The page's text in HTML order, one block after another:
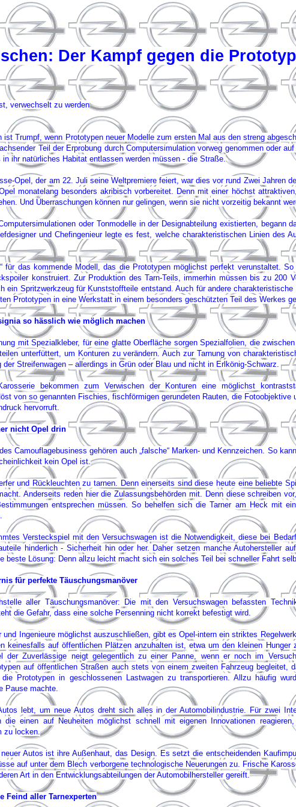
Der Kampf gegen die
verwechselt zu werden
ist Trumpf, wenn Prototypen neuer Modelle zum ersten Mal aus den streng
Teil der Erprobung durch Computersimulation vorweg genommen oder
ihr natürliches Habitat entlassen werden müssen - die Straße.
Opel, der am 22. Juli seine Weltpremiere feiert, war dies vor rund Zwei Jahren
monatelang besonders akribisch vorbereitet. Denn mit einer höchst
Und Überraschungen können nur gelingen, wenn sie nicht vorzeitig bekannt
oder Tonmodelle in der Designabteilung existierten,
und Chefingenieur legte es fest, welche charakteristischen Linien des
für das kommende Modell, das die Prototypen möglichst perfekt verunstaltet.
konstruiert. Zur Produktion des Tarn-Teils, immerhin müssen bis zu
ein Spritzwerkzeug für Kunststoffteile entstand. Auch für andere
Prototypen in eine Werkstatt in einem besonders geschützten Teil des Werkes
so hässlich wie möglich machen
mit Spezialkleber, für eine glatte Oberfläche sorgen Spezialfolien, die
unterfüttert, um Konturen zu verändern. Auch zur Tarnung von
Streifenwagen – allerdings in Grün oder Blau und nicht in Erlkönig-Schwarz.
bekommen zum Verwischen der Konturen eine möglichst
von so genannten Fischies, fischförmigen gerundeten Rauten, die
hervorruft.
nicht Opel drin
Camouflagebusiness gehören auch „falsche“ Marken- und Kennzeichen. So
kein Opel ist.
und Rückleuchten zu tarnen. Denn einerseits sind diese heute eine beliebte
Anderseits reden hier die Zulassungsbehörden mit. Denn diese schreiben
entsprechen müssen. So behelfen sich die Tarner am Heck mit
Versteckspiel mit den Versuchswagen ist die Notwendigkeit, diese bei
hinderlich - Sicherheit hin oder her. Daher setzen manche Autohersteller
beste Lösung: Denn allzu leicht macht sich ein solches Teil bei schneller Fahrt
für perfekte Täuschungsmanöver
aller Täuschungsmanöver: Die mit den Versuchswagen befassten
die Gefahr, dass eine solche Persenning nicht korrekt befestigt wird.
und Ingenieure möglichst auszuschließen, gibt es Opel-intern ein striktes
keinesfalls auf öffentlichen Plätzen anzuhalten ist, etwa um den kleinen
der Zuverlässige neigt gelegentlich zu einer Panne, wenn er noch im
auf öffentlichen Straßen auch stets von einem zweiten Fahrzeug
Prototypen in geschlossenen Lastwagen zu transportieren. Allzu häufig
Pause machte.
lebt, um neue Autos dreht sich alles in der Automobilindustrie. Für zwei
die einen auf Neuheiten möglichst schnell mit eigenen Innovationen
zu locken.
Autos ist ihre Außenhaut, das Design. Es setzt die entscheidenden
auf unter dem Blech verborgene technologische Neuerungen zu. Frische
Art in den Entwicklungsabteilungen der Automobilhersteller gereift.
Feind aller Tarnexperten